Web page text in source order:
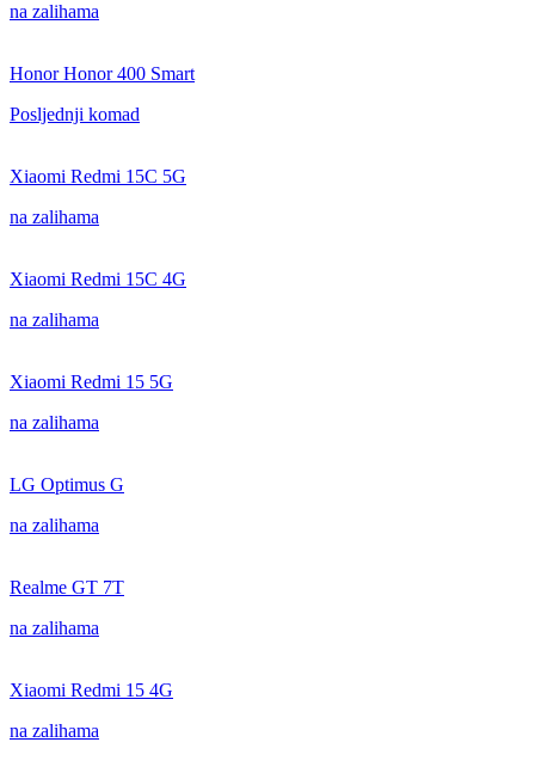
na zalihama
Honor Honor 400 Smart
Posljednji komad
Xiaomi Redmi 15C 5G
na zalihama
Xiaomi Redmi 15C 4G
na zalihama
Xiaomi Redmi 15 5G
na zalihama
LG Optimus G
na zalihama
Realme GT 7T
na zalihama
Xiaomi Redmi 15 4G
na zalihama